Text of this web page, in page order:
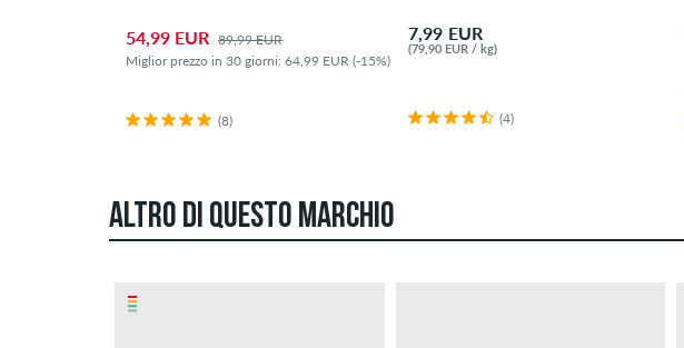
54,99 EUR 89,99 EUR
Miglior prezzo in 30 giorni: 64,99 EUR (-15%)
(8)
7,99 EUR
(79,90 EUR / kg)
(4)
ALTRO DI QUESTO MARCHIO